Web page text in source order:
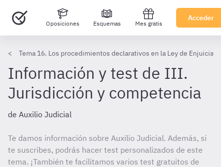
Oposiciones Esquemas Mes gratis
Acceder
Tema 16. Los procedimientos declarativos en la Ley de
Información y test de III.
Jurisdicción y competencia
de Auxilio Judicial
Te damos información sobre Auxilio Judicial. Además, si
te suscribes, podrás hacer test personalizados de este
tema. ¡También te facilitamos varios test gratuitos de